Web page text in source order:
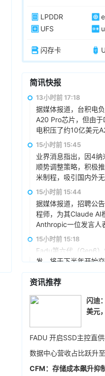
LPDDR
UFS
闪存卡
简讯快报
13小时前 17:18
据媒体报道，台积电
A20 Pro芯片，但由
电积压了约10亿美元
仓库中，尚未进入后
果积极尝试各种方法
未取得有效成果。随
iPhone 18 Pro和
会延期。
15小时前 15:45
业界消息指出，因4
顺势调整策略，积极
米制程，吸引国内外
用。据悉，4nm产线
电子内部高带宽内存
于5nm制程同样适用
造，海外无晶圆厂公
三、四个月以来，客
加。
15小时前 15:44
据媒体报道，招聘公
程师，为其Claude AI
Anthropic一位发言人
片团队，为Claude设
公开承认该计划。
15小时前 15:18
Fadu第六代（Gen6
发，将于下半年开始
比，其性能提升超过
始供应其第七代（
10倍以上。其目标是
至每秒1亿次I/O操作
15小时前 15:03
8月6日，日经225指
点；韩国KOSPI指
6%，SK海力士跌超
15小时前 15:02
议，宣布启动5A新厂
2029年资本支出预算
资讯推荐
闪迪
美元
FADU 开启SSD主控直